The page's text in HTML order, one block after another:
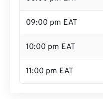
09:00 pm EAT
10:00 pm EAT
11:00 pm EAT